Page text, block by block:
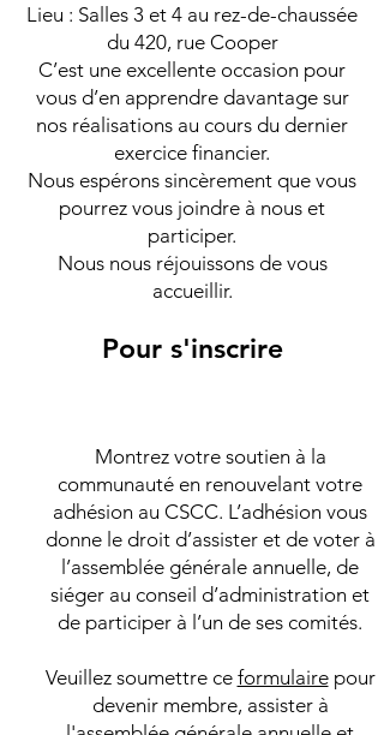
Lieu : Salles 3 et 4 au rez-de-chaussée
du 420, rue Cooper
C’est une excellente occasion pour
vous d’en apprendre davantage sur
nos réalisations au cours du dernier
exercice financier.
Nous espérons sincèrement que vous
pourrez vous joindre à nous et
participer.
Nous nous réjouissons de vous
accueillir.
Pour s'inscrire
Montrez votre soutien à la
communauté en renouvelant votre
adhésion au CSCC. L’adhésion vous
donne le droit d’assister et de voter à
l’assemblée générale annuelle, de
siéger au conseil d’administration et
de participer à l’un de ses comités.
Veuillez soumettre ce formulairepour
devenir membre, assister à